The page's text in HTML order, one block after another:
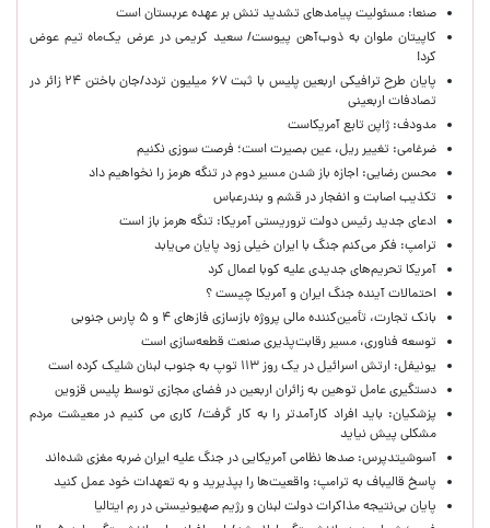
صنعا: مسئولیت پیامدهای تشدید تنش بر عهده عربستان است
کاپیتان ملوان به ذوب‌آهن پیوست/ سعید کریمی در عرض یک‌ماه تیم عوض
کرد!
پایان طرح ترافیکی اربعین پلیس با ثبت ۶۷ میلیون تردد/جان باختن ۲۴ زائر در
تصادفات اربعینی
مدودف: ژاپن تابع آمریکاست
ضرغامی: تغییر ریل، عین بصیرت است؛ فرصت سوزی نکنیم
محسن رضایی: اجازه باز شدن مسیر دوم در تنگه هرمز را نخواهیم داد
تکذیب اصابت و انفجار در قشم و بندرعباس
ادعای جدید رئیس دولت تروریستی آمریکا: تنگه هرمز باز است
ترامپ: فکر می‌کنم جنگ با ایران خیلی زود پایان می‌یابد
آمریکا تحریم‌های جدیدی علیه کوبا اعمال کرد
احتمالات آینده جنگ ایران و آمریکا چیست ؟
بانک تجارت، تأمین‌کننده مالی پروژه بازسازی فازهای ۴ و ۵ پارس جنوبی
توسعه فناوری، مسیر رقابت‌پذیری صنعت قطعه‌سازی است
یونیفل: ارتش اسرائیل در یک روز ۱۱۳ توپ به جنوب لبنان شلیک کرده است
دستگیری عامل توهین به زائران اربعین در فضای مجازی توسط پلیس قزوین
پزشکیان: باید افراد کارآمدتر را به کار گرفت/ کاری می کنیم در معیشت مردم
مشکلی پیش نیاید
آسوشیتدپرس: صدها نظامی آمریکایی در جنگ علیه ایران ضربه مغزی شده‌اند
پاسخ قالیباف به ترامپ: واقعیت‌ها را بپذیرید و به تعهدات خود عمل کنید
پایان بی‌نتیجه مذاکرات دولت لبنان و رژیم صهیونیستی در رم ایتالیا